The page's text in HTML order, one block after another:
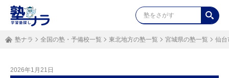
塾ナラ 全国の塾・予備校一覧 東北地方の塾一覧 宮城県の塾一覧 仙台
2026年1月21日